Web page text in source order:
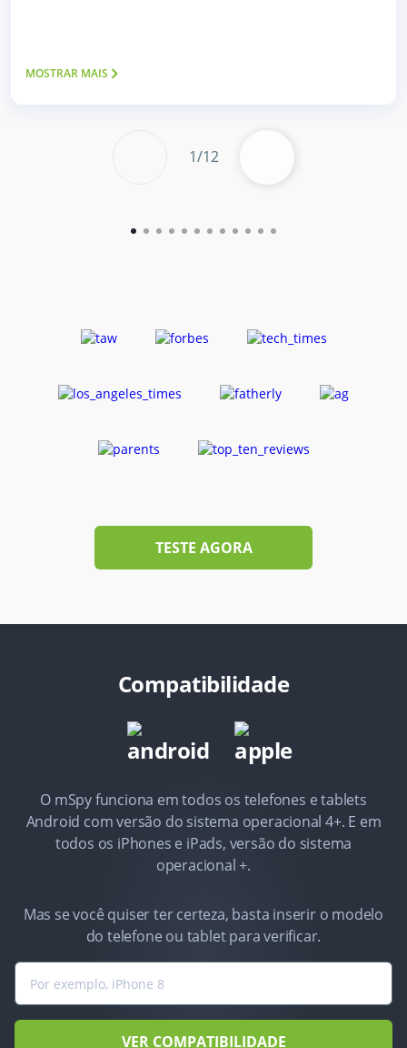
MOSTRAR MAIS
1/12
TESTE AGORA
Compatibilidade
O mSpy funciona em todos os telefones e tablets
Android com versão do sistema operacional 4+. E em
todos os iPhones e iPads, versão do sistema
operacional +.
Mas se você quiser ter certeza, basta inserir o modelo
do telefone ou tablet para verificar.
VER COMPATIBILIDADE